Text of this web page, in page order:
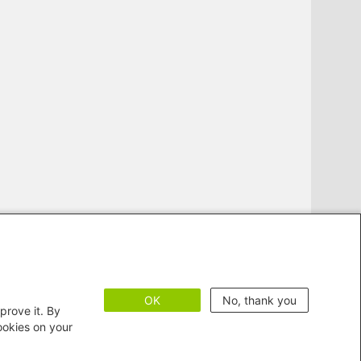
it. By
on your
OK No, thank you